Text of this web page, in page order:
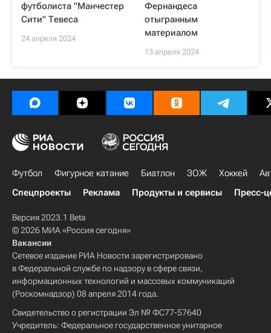
футболиста "Манчестер
Сити" Тевеса
24 апреля 2024
Фернандеса
отыгранным
материалом
13 апреля 2024
Футбол Фигурное катание Биатлон ЗОЖ Хоккей
Спецпроекты
Реклама Продукты и сервисы Пресс-
Версия 2023.1 Beta
© 2026 МИА «Россия сегодня»
Вакансии
Сетевое издание РИА Новости зарегистрировано
в Федеральной службе по надзору в сфере связи,
информационных технологий и массовых коммуникаций
(Роскомнадзор) 08 апреля 2014 года.
Свидетельство о регистрации Эл № ФС77-57640
Учредитель: Федеральное государственное унитарное